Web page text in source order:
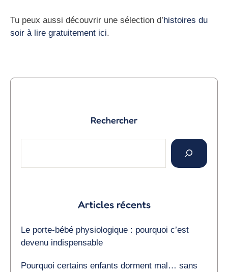
Tu peux aussi découvrir une sélection d’histoires du
soir à lire gratuitement ici.
Rechercher
Articles récents
Le porte-bébé physiologique : pourquoi c’est
devenu indispensable
Pourquoi certains enfants dorment mal… sans